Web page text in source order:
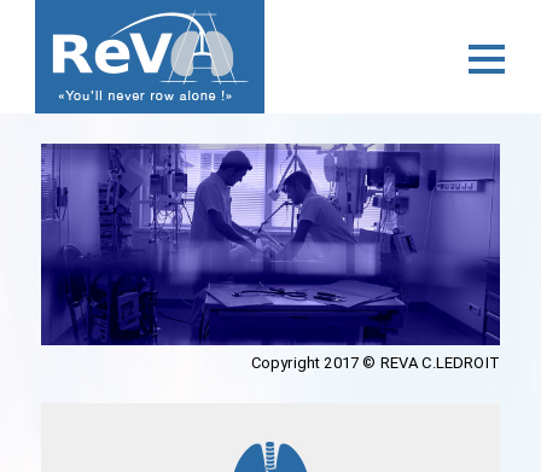
Copyright 2017 © REVA C.LEDROIT